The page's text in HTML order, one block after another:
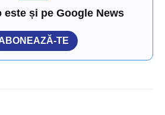
este și pe Google News
TE